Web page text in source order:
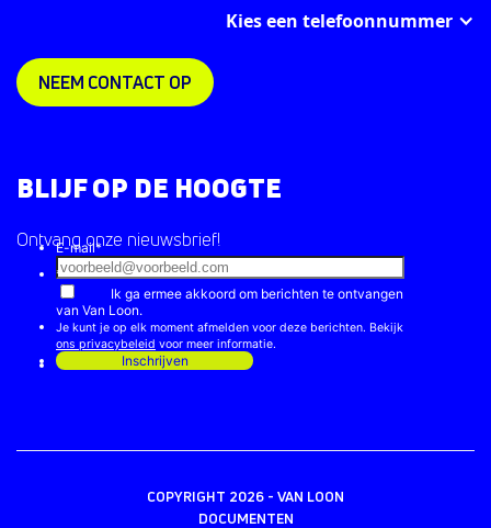
BLIJF OP DE HOOGTE
Ontvang onze nieuwsbrief!
Kies een telefoonnummer
NEEM CONTACT OP
COPYRIGHT 2026 - VAN LOON
DOCUMENTEN